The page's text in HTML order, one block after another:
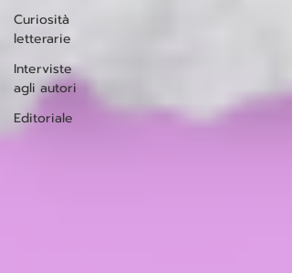
Curiosità
letterarie
Interviste
agli autori
Editoriale